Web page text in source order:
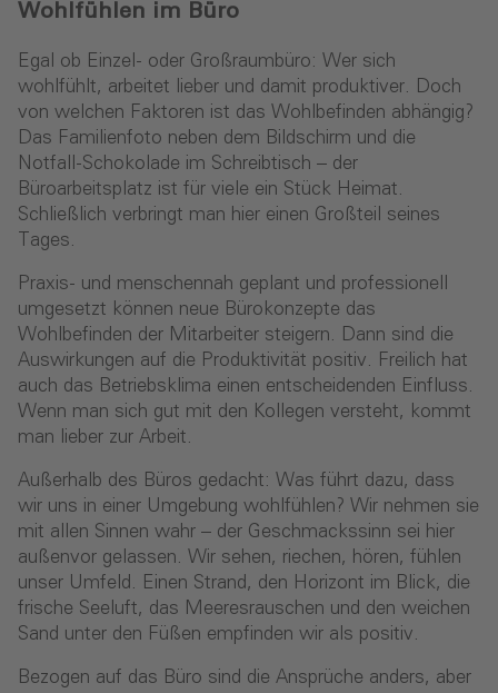
Wohlfühlen im Büro
Egal ob Einzel- oder Großraumbüro: Wer sich
wohlfühlt, arbeitet lieber und damit produktiver. Doch
von welchen Faktoren ist das Wohlbefinden abhängig?
Das Familienfoto neben dem Bildschirm und die
Notfall-Schokolade im Schreibtisch – der
Büroarbeitsplatz ist für viele ein Stück Heimat.
Schließlich verbringt man hier einen Großteil seines
Tages.
Praxis- und menschennah geplant und professionell
umgesetzt können neue Bürokonzepte das
Wohlbefinden der Mitarbeiter steigern. Dann sind die
Auswirkungen auf die Produktivität positiv. Freilich hat
auch das Betriebsklima einen entscheidenden Einfluss.
Wenn man sich gut mit den Kollegen versteht, kommt
man lieber zur Arbeit.
Außerhalb des Büros gedacht: Was führt dazu, dass
wir uns in einer Umgebung wohlfühlen? Wir nehmen sie
mit allen Sinnen wahr – der Geschmackssinn sei hier
außenvor gelassen. Wir sehen, riechen, hören, fühlen
unser Umfeld. Einen Strand, den Horizont im Blick, die
frische Seeluft, das Meeresrauschen und den weichen
Sand unter den Füßen empfinden wir als positiv.
Bezogen auf das Büro sind die Ansprüche anders, aber